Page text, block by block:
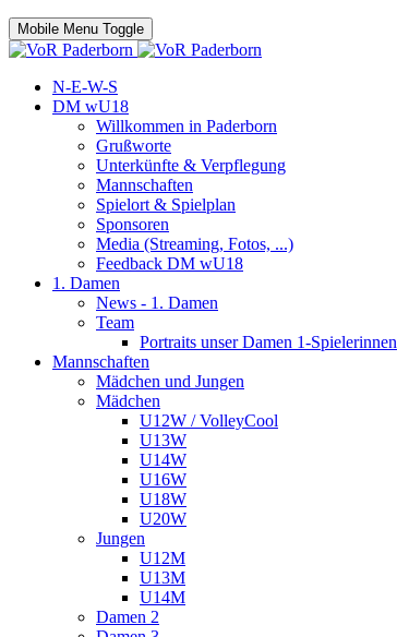
Mobile Menu Toggle
N-E-W-S
DM wU18
Willkommen in Paderborn
Grußworte
Unterkünfte & Verpflegung
Mannschaften
Spielort & Spielplan
Sponsoren
Media (Streaming, Fotos, ...)
Feedback DM wU18
1. Damen
News - 1. Damen
Team
Portraits unser Damen 1-Spielerinnen
Mannschaften
Mädchen und Jungen
Mädchen
U12W / VolleyCool
U13W
U14W
U16W
U18W
U20W
Jungen
U12M
U13M
U14M
Damen 2